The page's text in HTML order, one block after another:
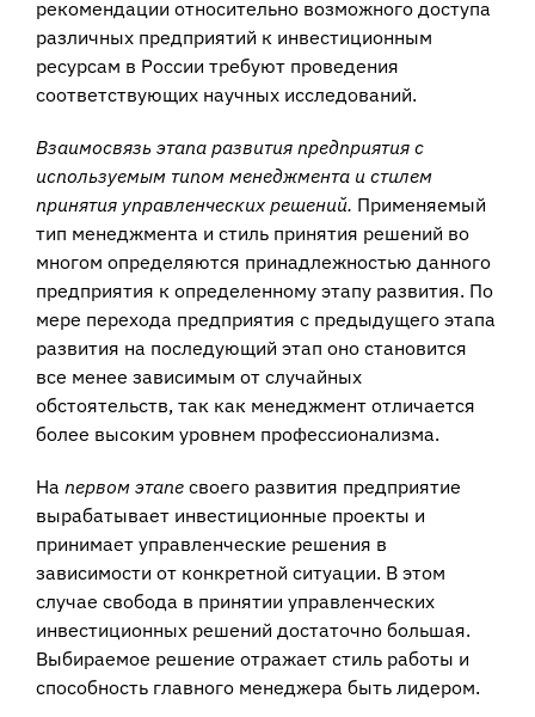
рекомендации относительно возможного доступа
различных предприятий к инвестиционным
ресурсам в России требуют проведе­ния
соответствующих научных исследований.
Взаимосвязь этапа развития предприятия с
используемым типом менеджмен­та и стилем
принятия управленческих решений. Применяемый
тип менеджмента и стиль принятия решений во
многом определяются принадлежностью данного
предприятия к определенному этапу развития. По
мере перехода предприятия с предыдущего этапа
развития на последующий этап оно становится
все менее зависимым от случайных
обстоятельств, так как менеджмент отличается
более высоким уровнем профессионализма.
На первом этапе своего развития предприятие
вырабатывает инвестиционные проекты и
принимает управленческие решения в
зависимости от конкретной си­туации. В этом
случае свобода в принятии управленческих
инвестиционных ре­шений достаточно большая.
Выбираемое решение отражает стиль работы и
спо­собность главного менеджера быть лидером.